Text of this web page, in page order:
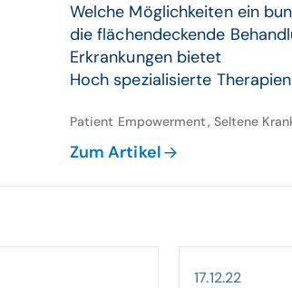
Welche Möglichkeiten ein
die flächendeckende
Erkrankungen bietet
Hoch spezialisierte
Patient Empowerment, Seltene
Zum Artikel
17.12.22